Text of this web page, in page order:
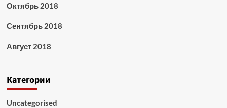
Октябрь 2018
Сентябрь 2018
Август 2018
Категории
Uncategorised